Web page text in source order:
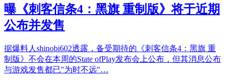
曝《刺客信条4：黑旗 重制版》将于近期
公布并发售
据爆料人shinobi602透露，备受期待的《刺客信条4：黑旗 重
制版》不会在本周的State ofPlay发布会上公布，但其消息公布
与游戏发售都已"为时不远"…